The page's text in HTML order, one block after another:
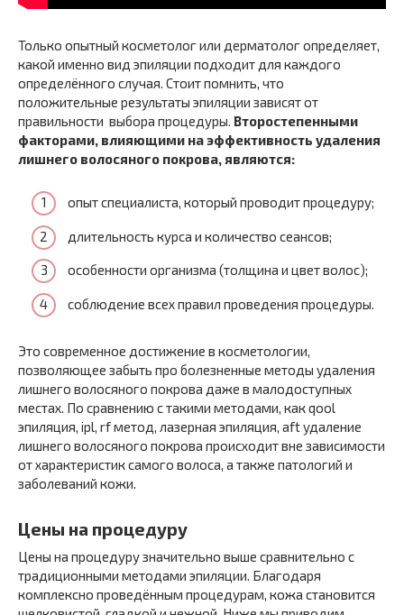
Только опытный косметолог или дерматолог определяет,
какой именно вид эпиляции подходит для каждого
определённого случая. Стоит помнить, что
положительные результаты эпиляции зависят от
правильности выбора процедуры. Второстепенными
факторами, влияющими на эффективность удаления
лишнего волосяного покрова, являются:
опыт специалиста, который проводит процедуру;
длительность курса и количество сеансов;
особенности организма (толщина и цвет волос);
соблюдение всех правил проведения процедуры.
Это современное достижение в косметологии,
позволяющее забыть про болезненные методы удаления
лишнего волосяного покрова даже в малодоступных
местах. По сравнению с такими методами, как qool
эпиляция, ipl, rf метод, лазерная эпиляция, aft удаление
лишнего волосяного покрова происходит вне зависимости
от характеристик самого волоса, а также патологий и
заболеваний кожи.
Цены на процедуру
Цены на процедуру значительно выше сравнительно с
традиционными методами эпиляции. Благодаря
комплексно проведённым процедурам, кожа становится